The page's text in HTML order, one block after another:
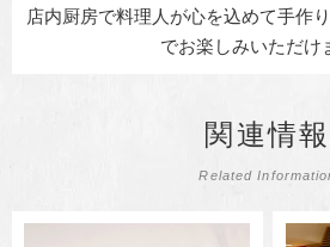
店内厨房で料理人が心を込めて手作
でお楽しみいただけ
関連情報
Related